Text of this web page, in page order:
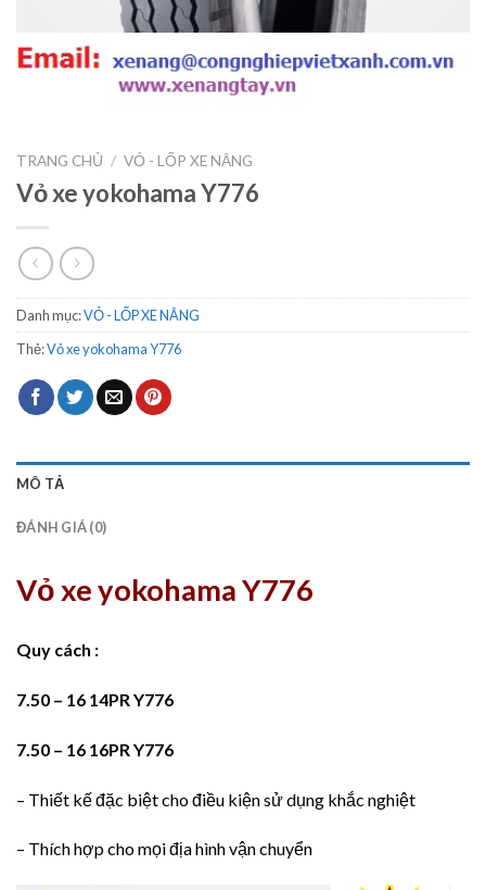
TRANG CHỦ / VỎ - LỐP XE NÂNG
Vỏ xe yokohama Y776
Danh mục:VỎ - LỐP XE NÂNG
Thẻ:Vỏ xe yokohama Y776
MÔ TẢ
ĐÁNH GIÁ (0)
Vỏ xe yokohama Y776
Quy cách :
7.50 – 16 14PR Y776
7.50 – 16 16PR Y776
– Thiết kế đặc biệt cho điều kiện sử dụng khắc nghiệt
– Thích hợp cho mọi địa hình vận chuyển